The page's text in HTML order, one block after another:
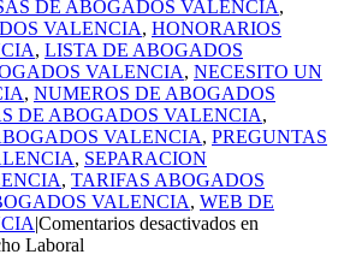
DE ABOGADOS VALENCIA,
VALENCIA, HONORARIOS
, LISTA DE ABOGADOS
VALENCIA, NECESITO UN
, NUMEROS DE ABOGADOS
DE ABOGADOS VALENCIA,
VALENCIA, PREGUNTAS
, SEPARACION
, TARIFAS ABOGADOS
VALENCIA, WEB DE
|Comentarios desactivados en
Laboral